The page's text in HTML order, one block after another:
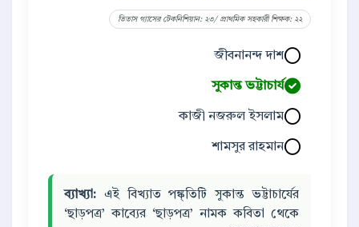
তিতাস গ্যাসের টেকনিশিয়ান: ২৩/ প্রাথমিক সহকারী শিক্ষক: ২২
জীবনানন্দ দাশ
সুকান্ত ভট্টাচার্য
কাজী নজরুল ইসলাম
শামসুর রাহমান
ব্যাখ্যা: এই বিখ্যাত পঙ্ক্তিটি সুকান্ত ভট্টাচার্যের
‘ছাড়পত্র’ কাব্যের ‘ছাড়পত্র’ নামক কবিতা থেকে